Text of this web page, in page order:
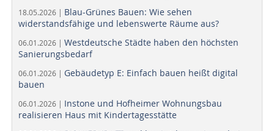
18.05.2026 | Blau-Grünes Bauen: Wie sehen
widerstandsfähige und lebenswerte Räume aus?
06.01.2026 | Westdeutsche Städte haben den höchsten
Sanierungsbedarf
06.01.2026 | Gebäudetyp E: Einfach bauen heißt digital
bauen
06.01.2026 | Instone und Hofheimer Wohnungsbau
realisieren Haus mit Kindertagesstätte